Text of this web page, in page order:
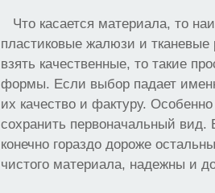
Что касается материала, то
пластиковые жалюзи и
взять качественные, то такие
формы. Если выбор падает
их качество и фактуру.
сохранить первоначальный
конечно гораздо дороже
чистого материала, надежны и